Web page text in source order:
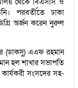
পরবর্তীতে ঢাকা
অর্জন করেন নুরুল
(ডাকসু) এএফ রহমান
হল শাখার সভাপতি
কার্যকরী সংসদের সহ-